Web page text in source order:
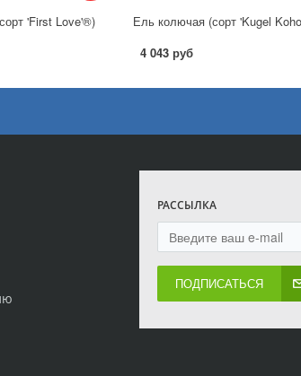
'First Love'®)
Ель колючая (сорт 'Kugel
4 043 руб
РАССЫЛКА
ПОДПИСАТЬСЯ